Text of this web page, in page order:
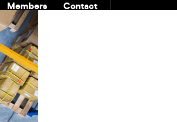
Members
Contact